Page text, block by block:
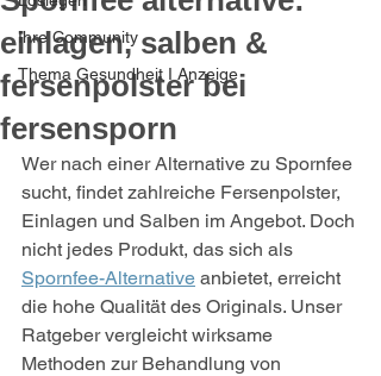
Ihre Community
Thema Gesundheit I Anzeige
einlagen, salben &
fersenpolster bei
fersensporn
Wer nach einer Alternative zu Spornfee
sucht, findet zahlreiche Fersenpolster,
Einlagen und Salben im Angebot. Doch
nicht jedes Produkt, das sich als
Spornfee-Alternative anbietet, erreicht
die hohe Qualität des Originals. Unser
Ratgeber vergleicht wirksame
Methoden zur Behandlung von